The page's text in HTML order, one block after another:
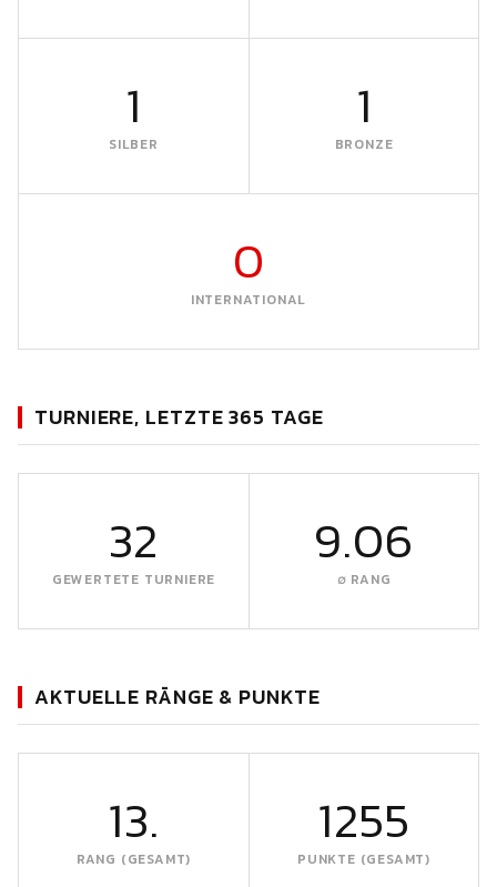
1
SILBER
1
BRONZE
0
INTERNATIONAL
TURNIERE, LETZTE 365 TAGE
32
GEWERTETE TURNIERE
9.06
∅ RANG
AKTUELLE RÄNGE & PUNKTE
13.
RANG (GESAMT)
1255
PUNKTE (GESAMT)